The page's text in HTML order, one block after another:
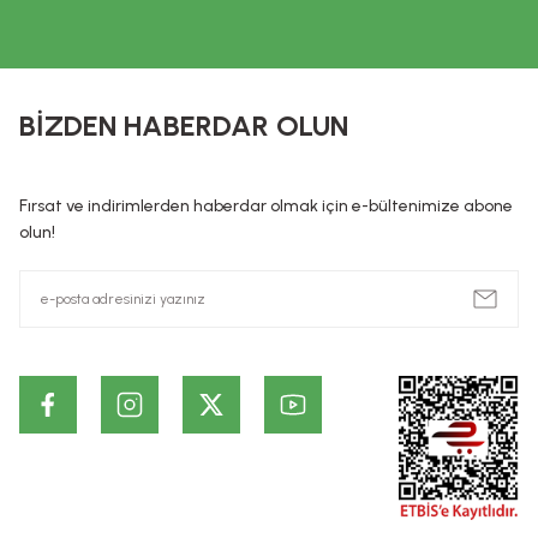
KOZMETİK /
hazırlanmış, tek veya temel amacı bu kısımları
ürünlerin cildin alt tabakalarında ve kalıcı olarak etki ettiği
dayanmaktadır. Bu bilgiler ürünlerin vaad edilen etkilerinin
BİZDEN HABERDAR OLUN
Fırsat ve indirimlerden haberdar olmak için e-bültenimize abone
olun!